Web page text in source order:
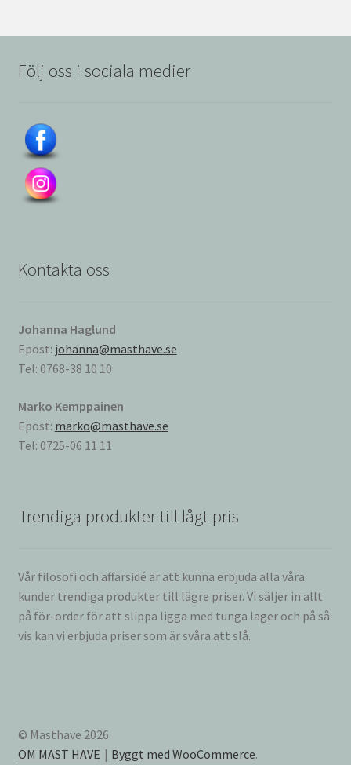
Följ oss i sociala medier
Kontakta oss
Johanna Haglund
Epost: johanna@masthave.se
Tel: 0768-38 10 10
Marko Kemppainen
Epost: marko@masthave.se
Tel: 0725-06 11 11
Trendiga produkter till lågt pris
Vår filosofi och affärsidé är att kunna erbjuda alla våra
kunder trendiga produkter till lägre priser. Vi säljer in allt
på för-order för att slippa ligga med tunga lager och på så
vis kan vi erbjuda priser som är svåra att slå.
© Masthave 2026
OM MAST HAVE
Byggt med WooCommerce.